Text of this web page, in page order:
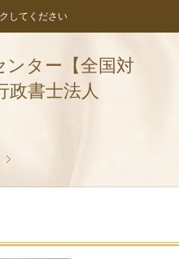
ンター【全国対
政書士法人
してください